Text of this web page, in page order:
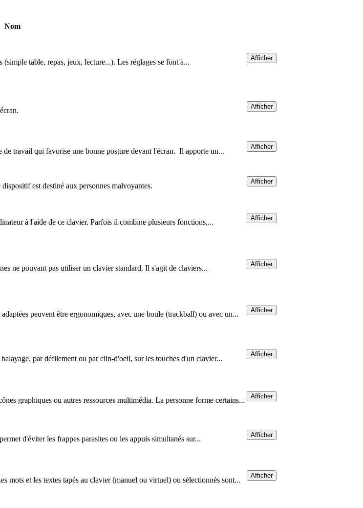
Nom
(simple table, repas, jeux, lecture...). Les réglages se font à...
Afficher
Afficher
travail qui favorise une bonne posture devant l'écran. Il apporte un...
Afficher
est destiné aux personnes malvoyantes.
Afficher
à l'aide de ce clavier. Parfois il combine plusieurs fonctions,...
Afficher
ne pouvant pas utiliser un clavier standard. Il s'agit de claviers...
Afficher
peuvent être ergonomiques, avec une boule (trackball) ou avec un...
Afficher
par défilement ou par clin-d'oeil, sur les touches d'un clavier...
Afficher
graphiques ou autres ressources multimédia. La personne forme certains...
Afficher
d'éviter les frappes parasites ou les appuis simultanés sur...
Afficher
mots et les textes tapés au clavier (manuel ou virtuel) ou sélectionnés sont...
Afficher